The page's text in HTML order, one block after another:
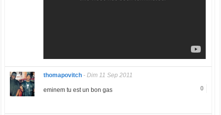
thomapovitch- Dim 11 Sep 2011
0
eminem tu est un bon gas